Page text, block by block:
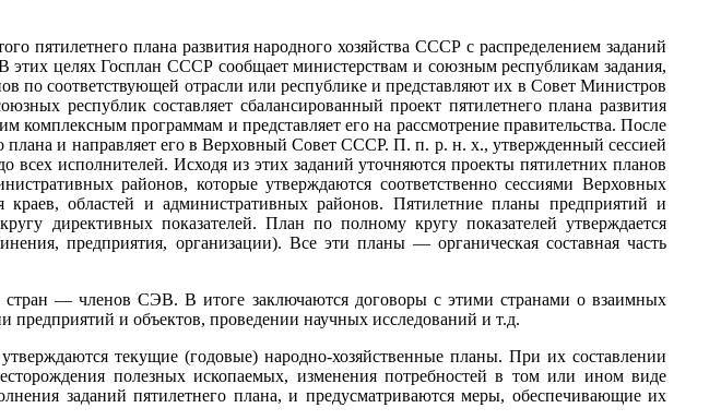
пятилетнего плана развития народного хозяйства СССР с распределением заданий
целях Госплан СССР сообщает министерствам и союзным республикам задания,
по соответствующей отрасли или республике и представляют их в Совет Министров
республик составляет сбалансированный проект пятилетнего плана развития
программам и представляет его на рассмотрение правительства. После
и направляет его в Верховный Совет СССР. П. п. р. н. х., утвержденный сессией
всех исполнителей. Исходя из этих заданий уточняются проекты пятилетних планов
районов, которые утверждаются соответственно сессиями Верховных
областей и административных районов. Пятилетние планы предприятий и
директивных показателей. План по полному кругу показателей утверждается
предприятия, организации). Все эти планы — органическая составная часть
— членов СЭВ. В итоге заключаются договоры с этими странами о взаимных
предприятий и объектов, проведении научных исследований и т.д.
текущие (годовые) народно-хозяйственные планы. При их составлении
полезных ископаемых, изменения потребностей в том или ином виде
заданий пятилетнего плана, и предусматриваются меры, обеспечивающие их